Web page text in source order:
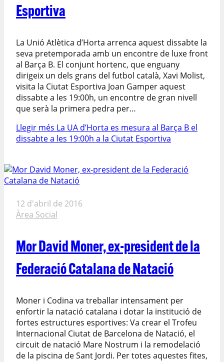
Esportiva
La Unió Atlètica d’Horta arrenca aquest dissabte la
seva pretemporada amb un encontre de luxe front
al Barça B. El conjunt hortenc, que enguany
dirigeix un dels grans del futbol català, Xavi Molist,
visita la Ciutat Esportiva Joan Gamper aquest
dissabte a les 19:00h, un encontre de gran nivell
que serà la primera pedra per…
Llegir més La UA d’Horta es mesura al Barça B el
dissabte a les 19:00h a la Ciutat Esportiva
12 d'abril de 2016
Àrea Social
Mor David Moner, ex-president de la
Federació Catalana de Natació
Moner i Codina va treballar intensament per
enfortir la natació catalana i dotar la institució de
fortes estructures esportives: Va crear el Trofeu
Internacional Ciutat de Barcelona de Natació, el
circuit de natació Mare Nostrum i la remodelació
de la piscina de Sant Jordi. Per totes aquestes fites,